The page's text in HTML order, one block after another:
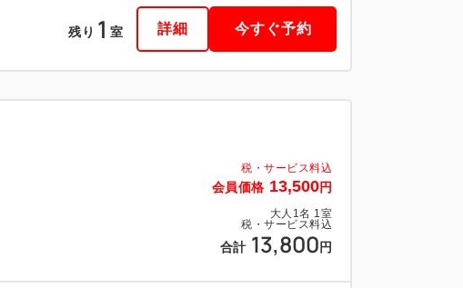
残り 1 室 詳細 今すぐ予約
税・サービス料込
会員価格 13,500円
大人 1名 1室
税・サービス料込
合計 13,800 円